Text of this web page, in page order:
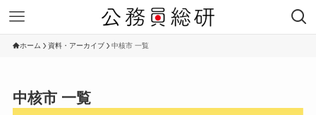
ホーム 資料・アーカイブ 中核市 一覧
中核市 一覧